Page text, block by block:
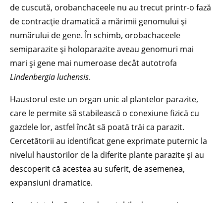
de cuscută, orobanchaceele nu au trecut printr-o fază
de contracție dramatică a mărimii genomului și
numărului de gene. În schimb, orobachaceele
semiparazite și holoparazite aveau genomuri mai
mari și gene mai numeroase decât autotrofa
Lindenbergia luchensis.
Haustorul este un organ unic al plantelor parazite,
care le permite să stabilească o conexiune fizică cu
gazdele lor, astfel încât să poată trăi ca parazit.
Cercetătorii au identificat gene exprimate puternic la
nivelul haustorilor de la diferite plante parazite și au
descoperit că acestea au suferit, de asemenea,
expansiuni dramatice.